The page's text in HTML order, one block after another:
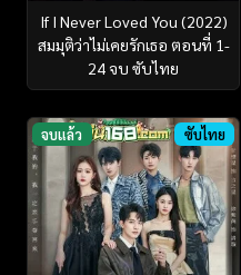
If I Never Loved You (2022)
สมมุติว่าไม่เคยรักเธอ ตอนที่ 1-
24 จบ ซับไทย
จบแล้ว ซับไทย